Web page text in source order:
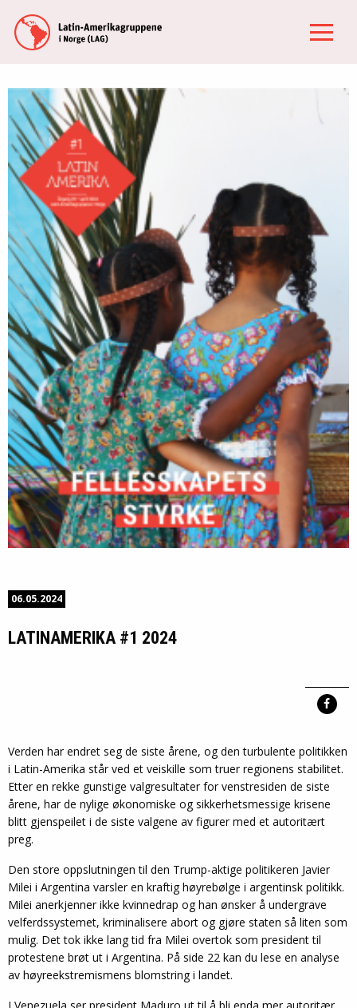
06.05.2024
LATINAMERIKA #1 2024
Verden har endret seg de siste årene, og den turbulente politikken
i Latin-Amerika står ved et veiskille som truer regionens stabilitet.
Etter en rekke gunstige valgresultater for venstresiden de siste
årene, har de nylige økonomiske og sikkerhetsmessige krisene
blitt gjenspeilet i de siste valgene av figurer med et autoritært
preg.
Den store oppslutningen til den Trump-aktige politikeren Javier
Milei i Argentina varsler en kraftig høyrebølge i argentinsk politikk.
Milei anerkjenner ikke kvinnedrap og han ønsker å undergrave
velferdssystemet, kriminalisere abort og gjøre staten så liten som
mulig. Det tok ikke lang tid fra Milei overtok som president til
protestene brøt ut i Argentina. På side 22 kan du lese en analyse
av høyreekstremismens blomstring i landet.
I Venezuela ser president Maduro ut til å bli enda mer autoritær